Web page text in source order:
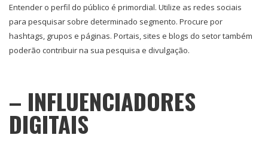
Entender o perfil do público é primordial. Utilize as redes sociais
para pesquisar sobre determinado segmento. Procure por
hashtags, grupos e páginas. Portais, sites e blogs do setor também
poderão contribuir na sua pesquisa e divulgação.
– INFLUENCIADORES
DIGITAIS